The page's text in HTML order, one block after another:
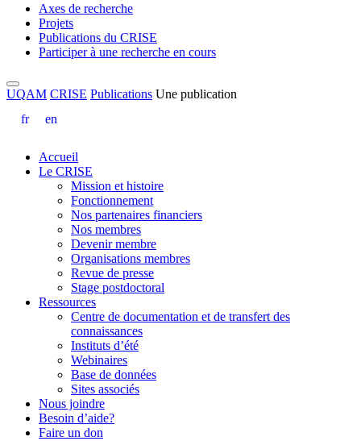
Axes de recherche
Projets
Publications du CRISE
Participer à une recherche en cours
UQAM CRISE Publications Une publication
fr
en
Accueil
Le CRISE
Mission et histoire
Fonctionnement
Nos partenaires financiers
Nos membres
Devenir membre
Organisations membres
Revue de presse
Stage postdoctoral
Ressources
Centre de documentation et de transfert des
connaissances
Instituts d’été
Webinaires
Base de données
Sites associés
Nous joindre
Besoin d’aide?
Faire un don